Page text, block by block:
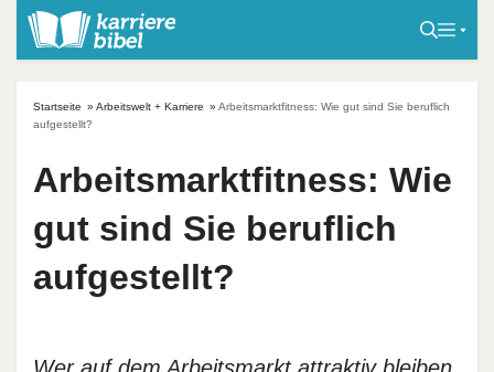
Startseite » Arbeitswelt + Karriere » Arbeitsmarktfitness: Wie gut sind Sie beruflich
aufgestellt?
Arbeitsmarktfitness: Wie
gut sind Sie beruflich
aufgestellt?